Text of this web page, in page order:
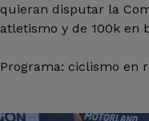
quieran disputar la
atletismo y de 100k en
Programa: ciclismo en